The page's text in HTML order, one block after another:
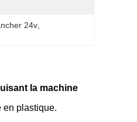
24v
la machine
en plastique.